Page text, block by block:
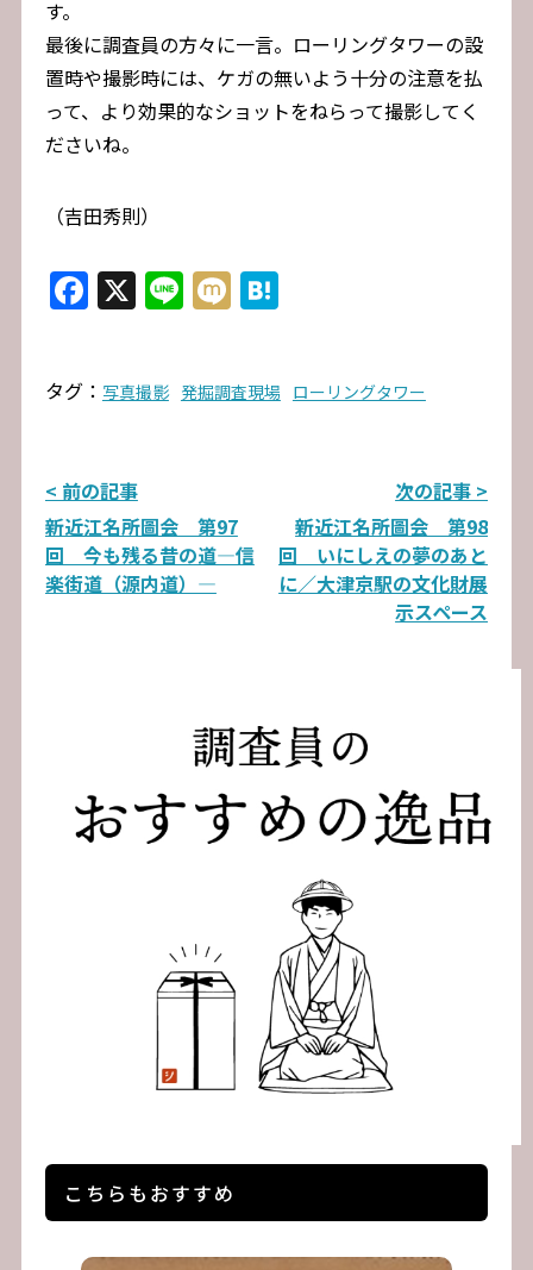
す。
最後に調査員の方々に一言。ローリングタワーの設
置時や撮影時には、ケガの無いよう十分の注意を払
って、より効果的なショットをねらって撮影してく
ださいね。
（吉田秀則）
Facebook
X Line
MixiHatena
タグ： 写真撮影 発掘調査現場 ローリングタワー
投
稿
ナ
< 前の記事
新近江名所圖会 第97
回 今も残る昔の道―信
楽街道（源内道）―
次の記事 >
新近江名所圖会 第98
回 いにしえの夢のあと
に／大津京駅の文化財展
示スペース
こちらもおすすめ